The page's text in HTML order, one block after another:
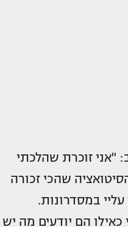
"אני זוכרת שהלכתי
שהכי זכורה
במסדרונות.
הם יודעים מה יש